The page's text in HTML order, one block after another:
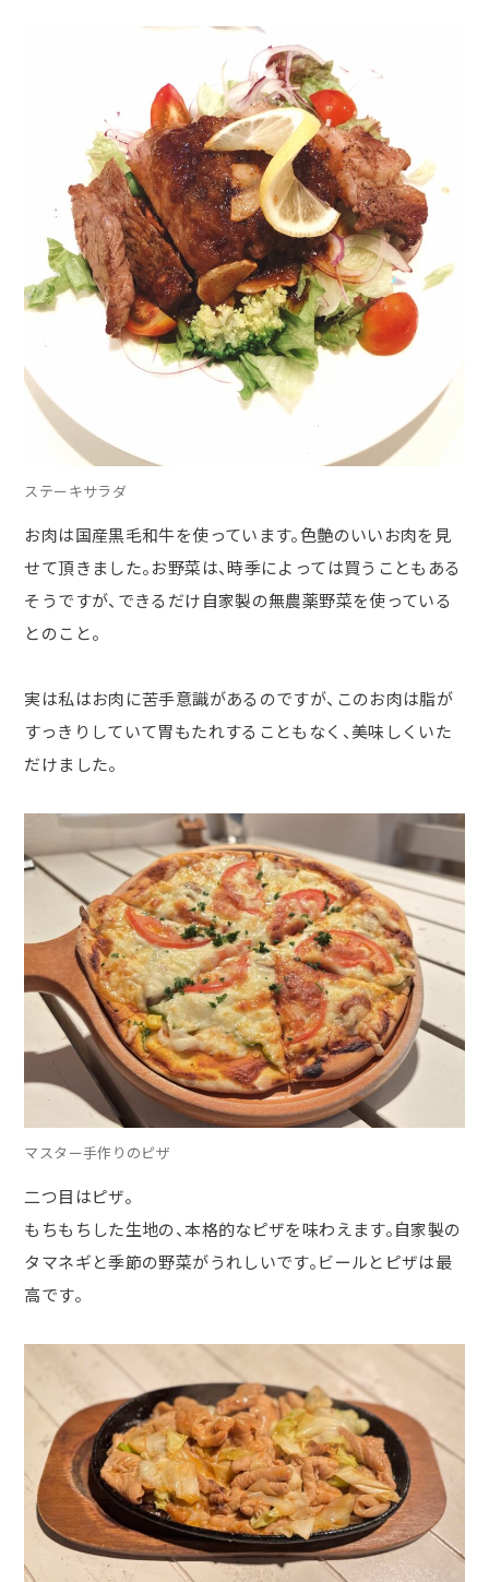
ステーキサラダ
お肉は国産黒毛和牛を使っています。色艶のいいお肉を見
せて頂きました。お野菜は、時季によっては買うこともある
そうですが、できるだけ自家製の無農薬野菜を使っている
とのこと。
実は私はお肉に苦手意識があるのですが、このお肉は脂が
すっきりしていて胃もたれすることもなく、美味しくいた
だけました。
マスター手作りのピザ
二つ目はピザ。
もちもちした生地の、本格的なピザを味わえます。自家製の
タマネギと季節の野菜がうれしいです。ビールとピザは最
高です。